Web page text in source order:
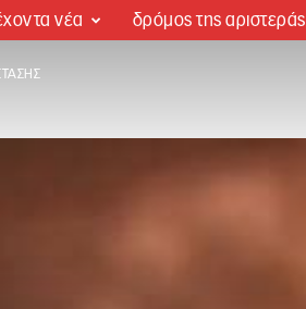
νέα δρόμος της αριστεράς